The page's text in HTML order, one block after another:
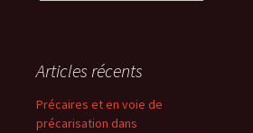
Articles récents
Précaires et en voie de
précarisation dans